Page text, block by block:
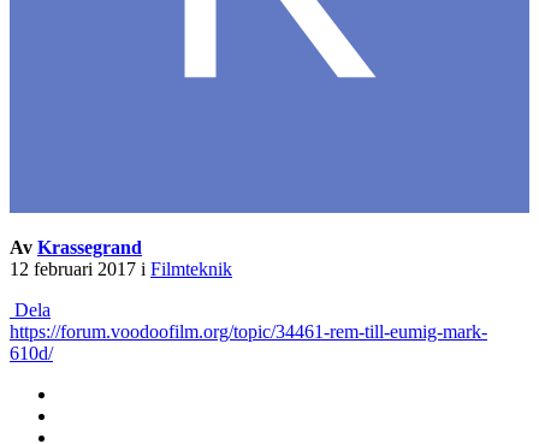
Av Krassegrand
12 februari 2017 i Filmteknik
Dela
https://forum.voodoofilm.org/topic/34461-rem-till-eumig-mark-
610d/